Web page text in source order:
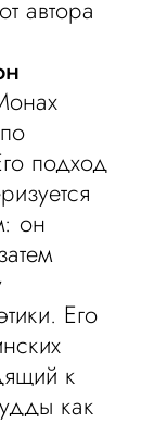
автора
подход
он
Его
к
как